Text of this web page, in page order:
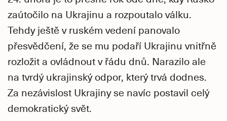
zaútočilo na Ukrajinu a rozpoutalo válku.
Tehdy ještě v ruském vedení panovalo
přesvědčení, že se mu podaří Ukrajinu vnitřně
rozložit a ovládnout v řádu dnů. Narazilo ale
na tvrdý ukrajinský odpor, který trvá dodnes.
Za nezávislost Ukrajiny se navíc postavil celý
demokratický svět.